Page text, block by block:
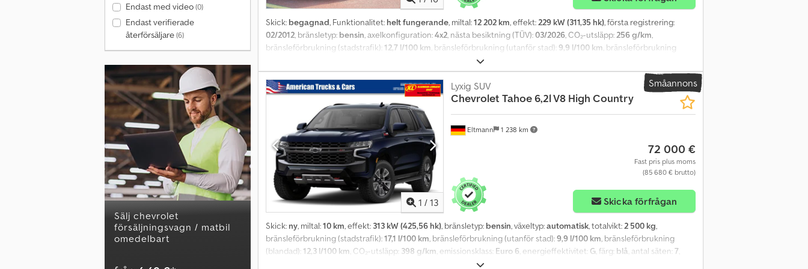
Endast med video(0)
Endast verifierade
återförsäljare(6)
Sälj chevrolet
försäljningsvagn / matbil
omedelbart
Skick: begagnad, Funktionalitet: helt fungerande, miltal:12 202 km, effekt:229 kW (311,35 hk), första registrering:
02/2012, bränsletyp: bensin, axelkonfiguration:4x2, nästa besiktning (TÜV):03/2026, CO₂-utsläpp:256 g/km,
bränsleförbrukning (stadstrafik):12,7 l/100 km, bränsleförbrukning (utanför stad): 9,9 l/100 km, bränsleförbrukning
, emissionsklass:
bilregistrering, centrallås, dimljus, elektroniskt stabilitetsprogram (ESP), farthållare, immobilisersystem,
krockkudde, luftkonditionering, låg ljudnivå, DEMOFORDON Aluminiumfälgar med PIRELLI-däck bak: 275/40 ZR 20
fram: 245/45 ZR 20 Standard- och specialutrustning: - Parkeringshjälp - Elhissar - Servostyrning - Farthållare -
Centrallås med fjärrkontroll - Lättmetallfälgar - ABS - Fram- och sidokrockkuddar - ESP - Elektroniskt stöldskydd -
Xenonstrålkastare - RS-paket - Sätevärme Cedpfxsyfcrlo Amzjrf Fordonet är importerat från USA! Pris inklusive tull och
ombyggnad till tysk vägtrafiklag (StVO). Finansiering och leasing möjligt. Fordonet finns hos Autohaus Klarmann,
Hafenstraße 16, 96052 Bamberg. All information lämnas utan garanti. Med reservation för felskrivningar och
mellanförsäljning. usa-cars.center
Småannons
1 / 13
Eltmann 1 238 km
Lyxig SUV
Chevrolet Tahoe 6,2l V8 High Country
72 000 €
Fast pris plus moms
(85 680 € brutto)
Skicka förfrågan
Skick: ny, miltal:10 km, effekt: 313 kW (425,56 hk), bränsletyp: bensin, växeltyp:automatisk, totalvikt:2 500 kg,
bränsleförbrukning (stadstrafik):17,1 l/100 km, bränsleförbrukning (utanför stad):9,9 l/100 km, bränsleförbrukning
(blandad):12,3 l/100 km, CO₂-utsläpp: 398 g/km, emissionsklass: Euro 6, energieffektivitet: G, färg: blå, antal säten:7,
ABS, antisladdsystem, centrallås, elektroniskt stabilitetsprogram (ESP), farthållare,